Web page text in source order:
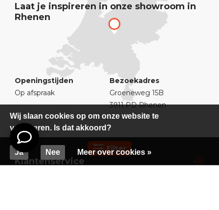
Filter
Laat je inspireren in onze showroom in
Rhenen
Openingstijden
Op afspraak
Bezoekadres
Groeneweg 15B
3911 PD Rhenen
Klantenservice
Wij slaan cookies op om onze website te
verbeteren. Is dat akkoord?
Ja Nee Meer over cookies »